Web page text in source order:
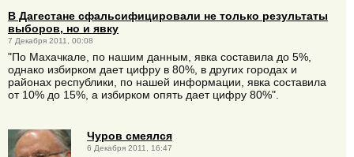
В Дагестане сфальсифицировали не только результаты
выборов, но и явку
7 Декабря 2011, 00:08
"По Махачкале, по нашим данным, явка составила до 5%,
однако избирком дает цифру в 80%, в других городах и
районах республики, по нашей информации, явка составила
от 10% до 15%, а избирком опять дает цифру 80%".
Чуров смеялся
6 Декабря 2011, 16:47